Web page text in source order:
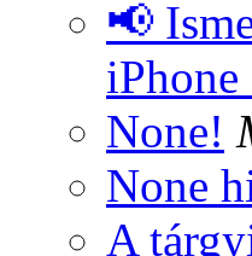
📢
None!
None
A